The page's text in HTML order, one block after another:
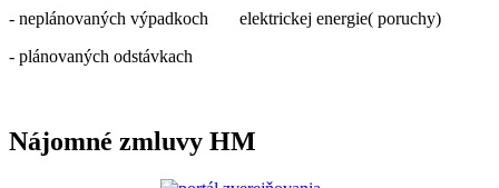
- neplánovaných výpadkoch elektrickej energie( poruchy)
- plánovaných odstávkach
Nájomné zmluvy HM